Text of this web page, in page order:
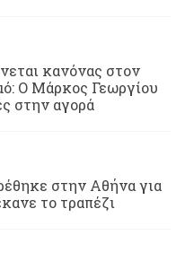
κανόνας στον
Ο Μάρκος Γεωργίου
στην αγορά
στην Αθήνα για
το τραπέζι